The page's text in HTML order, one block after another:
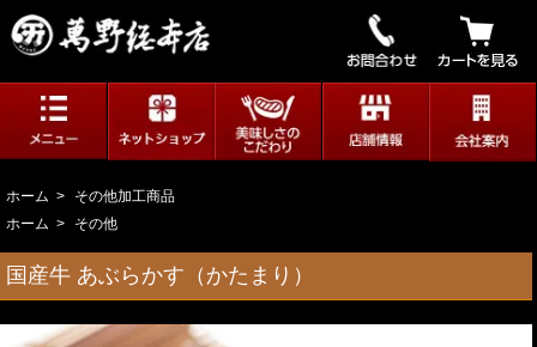
ホーム >
その他加工商品
ホーム > その他
国産牛 あぶらかす（かたまり）